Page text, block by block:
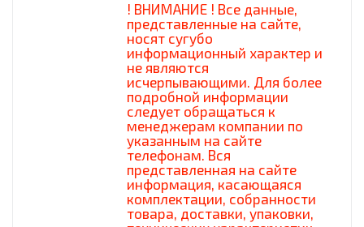
! ВНИМАНИЕ ! Все данные,
представленные на сайте,
носят сугубо
информационный характер и
не являются
исчерпывающими. Для более
подробной информации
следует обращаться к
менеджерам компании по
указанным на сайте
телефонам. Вся
представленная на сайте
информация, касающаяся
комплектации, собранности
товара, доставки, упаковки,